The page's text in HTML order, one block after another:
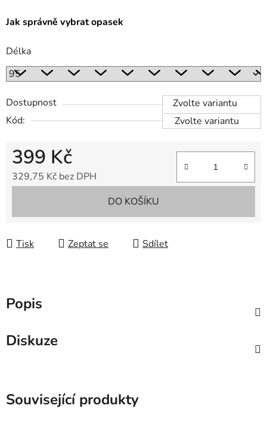
Jak správně vybrat opasek
Délka
Dostupnost
Zvolte variantu
Kód:
Zvolte variantu
399 Kč
329,75 Kč bez DPH
DO KOŠÍKU
Tisk Zeptat se Sdílet
Popis
Diskuze
Související produkty